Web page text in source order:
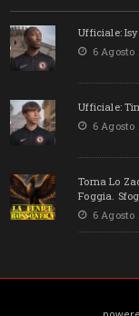
Ufficiale:
6 Agosto
Ufficiale:
6 Agosto
Torna Lo
Foggia.
6 Agosto